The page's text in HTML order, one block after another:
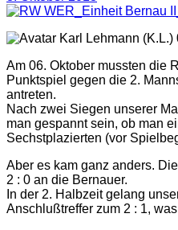
(K.L.)
Am 06. Oktober mussten die
Punktspiel gegen die 2.
antreten.
Nach zwei Siegen unserer
man gespannt sein, ob man
Sechstplazierten (vor
Aber es kam ganz anders.
2 : 0 an die Bernauer.
In der 2. Halbzeit gelang
Anschlußtreffer zum 2 : 1,